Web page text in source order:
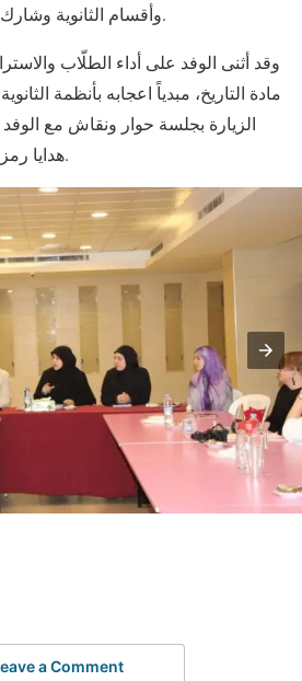
وأقسام الثانوية وشارك في حصصً لمادة التاريخ.
وقد أثنى الوفد على أداء الطلّاب
مادة التاريخ، مبدياً اعجابه بأنظمة
الزيارة بجلسة حوار ونقاش مع
هدايا رمزية، والتقاط صور تذكارية.
a Comment